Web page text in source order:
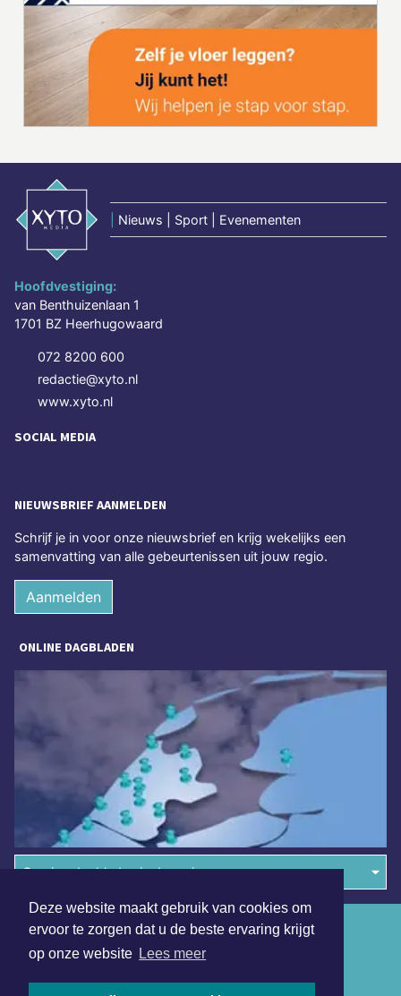
Deze website maakt gebruik van cookies om
ervoor te zorgen dat u de beste ervaring krijgt
op onze website Lees meer
Nieuws | Sport | Evenementen
Hoofdvestiging:
van Benthuizenlaan 1
1701 BZ Heerhugowaard
072 8200 600
redactie@xyto.nl
www.xyto.nl
SOCIAL MEDIA
NIEUWSBRIEF AANMELDEN
Schrijf je in voor onze nieuwsbrief en krijg wekelijks een
samenvatting van alle gebeurtenissen uit jouw regio.
Aanmelden
ONLINE DAGBLADEN
Overige dagbladen in de regio
Algemene voorwaarden
Disclaimer